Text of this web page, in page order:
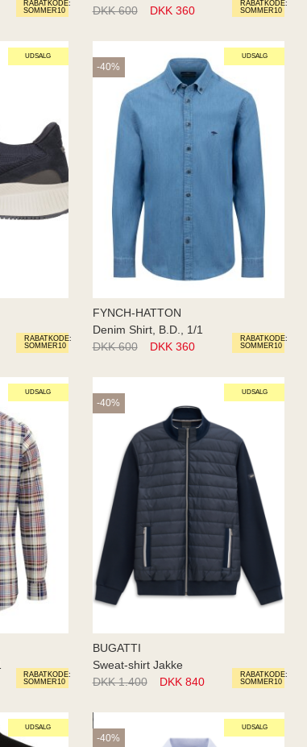
RABATKODE:
SOMMER10
RABATKODE:
SOMMER10
DKK 600
DKK 360
UDSALG
RABATKODE:
SOMMER10
UDSALG
RABATKODE:
SOMMER10
-40%
FYNCH-HATTON
Denim Shirt, B.D., 1/1
DKK 600
DKK 360
UDSALG
RABATKODE:
SOMMER10
UDSALG
RABATKODE:
SOMMER10
-40%
BUGATTI
Sweat-shirt Jakke
DKK 1.400
DKK 840
UDSALG UDSALG
-40%